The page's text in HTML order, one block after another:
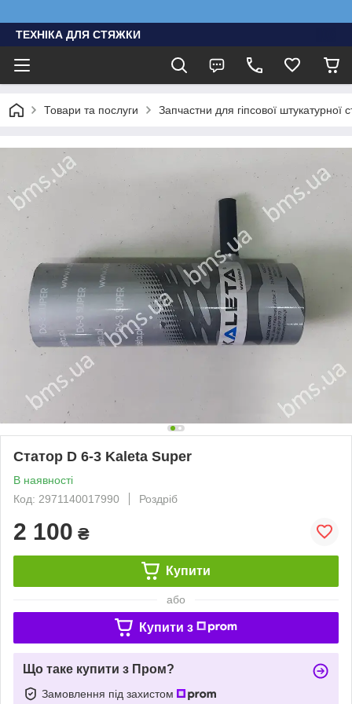
ТЕХНІКА ДЛЯ СТЯЖКИ
Товари та послуги Запчастни для гіпсової штукатурної
Статор D 6-3 Kaleta Super
В наявності
Код: 2971140017990
Роздріб
2 100 ₴
Купити
або
Купити з
Що таке купити з Пром?
Замовлення під захистом